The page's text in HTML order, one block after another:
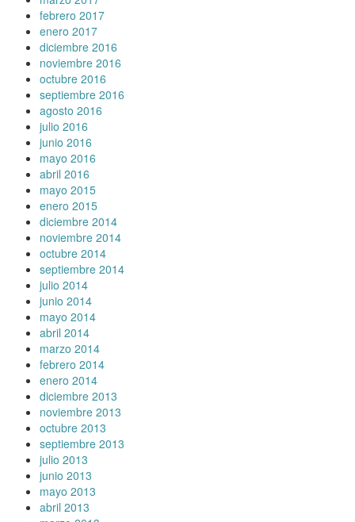
febrero 2017
enero 2017
diciembre 2016
noviembre 2016
octubre 2016
septiembre 2016
agosto 2016
julio 2016
junio 2016
mayo 2016
abril 2016
mayo 2015
enero 2015
diciembre 2014
noviembre 2014
octubre 2014
septiembre 2014
julio 2014
junio 2014
mayo 2014
abril 2014
marzo 2014
febrero 2014
enero 2014
diciembre 2013
noviembre 2013
octubre 2013
septiembre 2013
julio 2013
junio 2013
mayo 2013
abril 2013